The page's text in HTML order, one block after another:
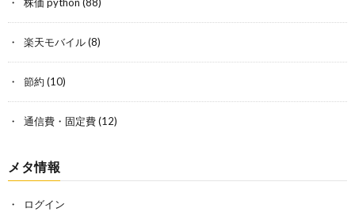
楽天モバイル(8)
節約 (10)
通信費・固定費(12)
メタ情報
ログイン